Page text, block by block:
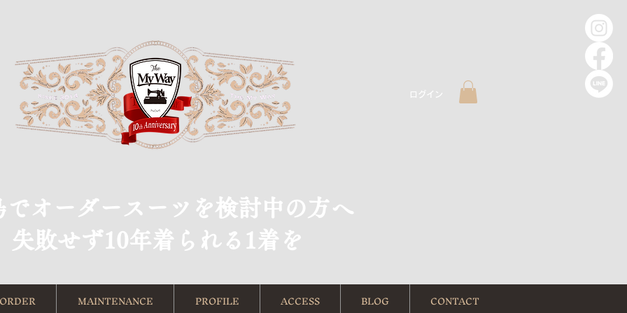
でオーダースーツを検討中の方へ
​失敗せず10年着られる1着を
ORDER MAINTENANCE PROFILE ACCESS BLOG CONTACT
ログイン